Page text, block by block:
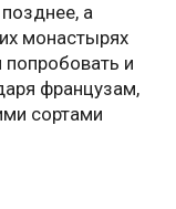
а
монастырях
и
французам,
сортами